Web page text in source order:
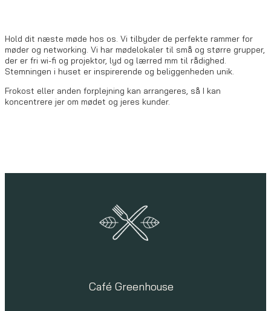
Hold dit næste møde hos os. Vi tilbyder de perfekte rammer for
møder og networking. Vi har mødelokaler til små og større grupper,
der er fri wi-fi og projektor, lyd og lærred mm til rådighed.
Stemningen i huset er inspirerende og beliggenheden unik.
Frokost eller anden forplejning kan arrangeres, så I kan
koncentrere jer om mødet og jeres kunder.
Café Greenhouse